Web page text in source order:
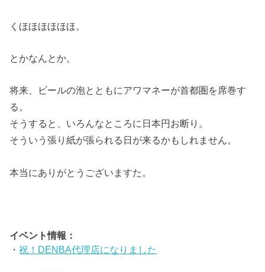
くほほほほほほ。
とかなんとか。
将来、ビールの泡とともにアワマネーが首都圏を席巻す
る。
そうすると、いろんなところに日本円お断り。
そういう張り紙が張られる日が来るかもしれません。
本当にありがとうございますた。
イベント情報：
・祝！DENBA代理店になりました